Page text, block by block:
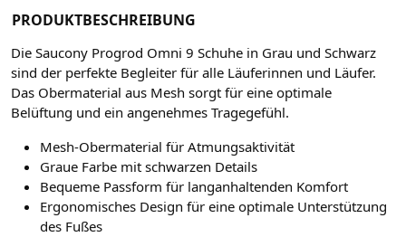
PRODUKTBESCHREIBUNG
Die Saucony Progrod Omni 9 Schuhe in Grau und Schwarz
sind der perfekte Begleiter für alle Läuferinnen und Läufer.
Das Obermaterial aus Mesh sorgt für eine optimale
Belüftung und ein angenehmes Tragegefühl.
Mesh-Obermaterial für Atmungsaktivität
Graue Farbe mit schwarzen Details
Bequeme Passform für langanhaltenden Komfort
Ergonomisches Design für eine optimale Unterstützung
des Fußes